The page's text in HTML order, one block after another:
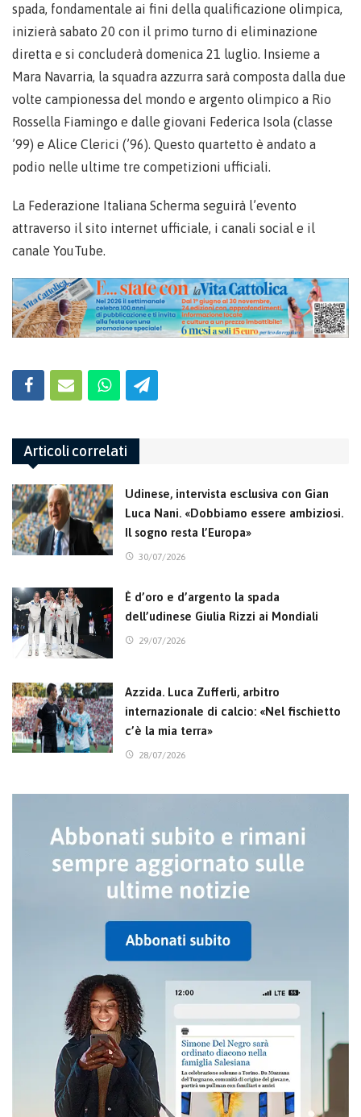
spada, fondamentale ai fini della qualificazione olimpica,
inizierà sabato 20 con il primo turno di eliminazione
diretta e si concluderà domenica 21 luglio. Insieme a
Mara Navarria, la squadra azzurra sarà composta dalla due
volte campionessa del mondo e argento olimpico a Rio
Rossella Fiamingo e dalle giovani Federica Isola (classe
’99) e Alice Clerici (’96). Questo quartetto è andato a
podio nelle ultime tre competizioni ufficiali.
La Federazione Italiana Scherma seguirà l’evento
attraverso il sito internet ufficiale, i canali social e il
canale YouTube.
Articoli correlati
Udinese, intervista esclusiva con Gian
Luca Nani. «Dobbiamo essere ambiziosi.
Il sogno resta l’Europa»
30/07/2026
È d’oro e d’argento la spada
dell’udinese Giulia Rizzi ai Mondiali
29/07/2026
Azzida. Luca Zufferli, arbitro
internazionale di calcio: «Nel fischietto
c’è la mia terra»
28/07/2026